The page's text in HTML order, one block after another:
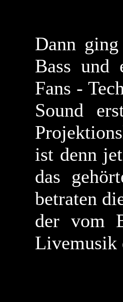
Dann
Bass und
Fans -
Sound
ist denn
das
betraten
der vom
Livemusik